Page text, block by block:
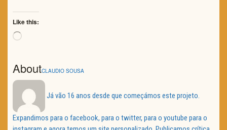
Like this:
Loading…
AboutCLAUDIO SOUSA
Já vão 16 anos desde que começámos este projeto.
Expandimos para o facebook, para o twitter, para o youtube para o